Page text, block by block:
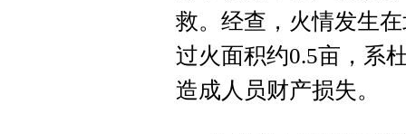
救。经查，火情发生
过火面积约0.5亩，系
造成人员财产损失。